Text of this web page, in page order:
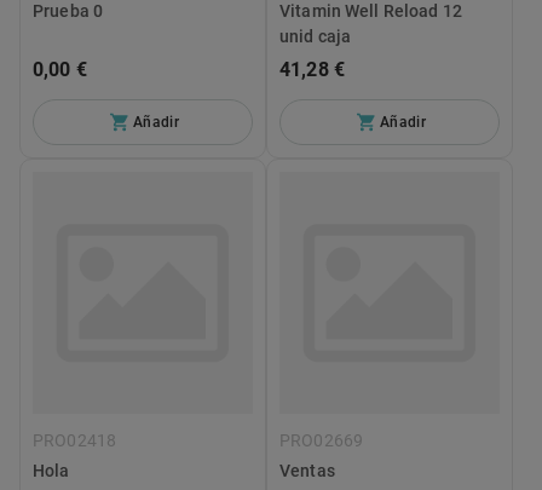
Prueba 0
0,00 €
Añadir
Vitamin Well Reload 12
unid caja
41,28 €
Añadir
PRO02418
Hola
PRO02669
Ventas